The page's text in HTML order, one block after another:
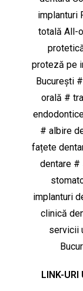
implanturi
totală All-
proteză pe
București
orală #
# albire
fațete
dentare #
implanturi
clinică
servicii
LINK-URI